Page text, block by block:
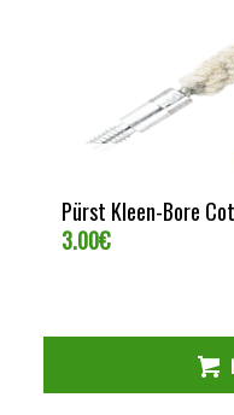
Pürst Kleen-Bore
3.00€